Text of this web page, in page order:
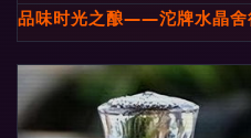
品味时光之酿——沱牌水晶舍